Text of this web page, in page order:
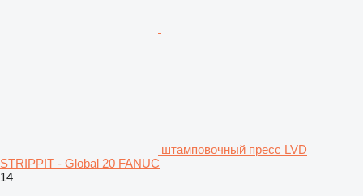
штамповочный пресс LVD
STRIPPIT - Global 20 FANUC
14